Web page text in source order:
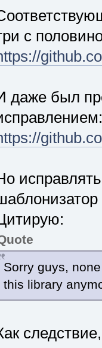
с
даже был
Sorry guys,
this library